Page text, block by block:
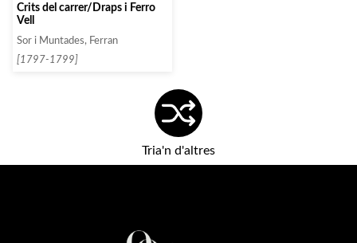
Crits del carrer/Draps i Ferro
Vell
Sor i Muntades, Ferran
[1797-1799]
Tria'n d'altres